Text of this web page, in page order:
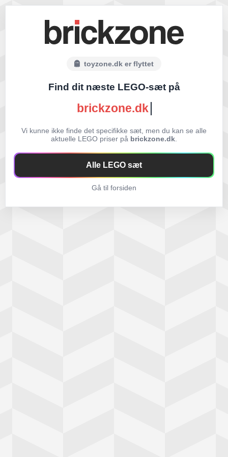
toyzone.dk er flyttet
Find dit næste LEGO-sæt på
brickzone.dk
Vi kunne ikke finde det specifikke sæt, men du kan se alle
aktuelle LEGO priser på brickzone.dk
Alle LEGO sæt
Gå til forsiden